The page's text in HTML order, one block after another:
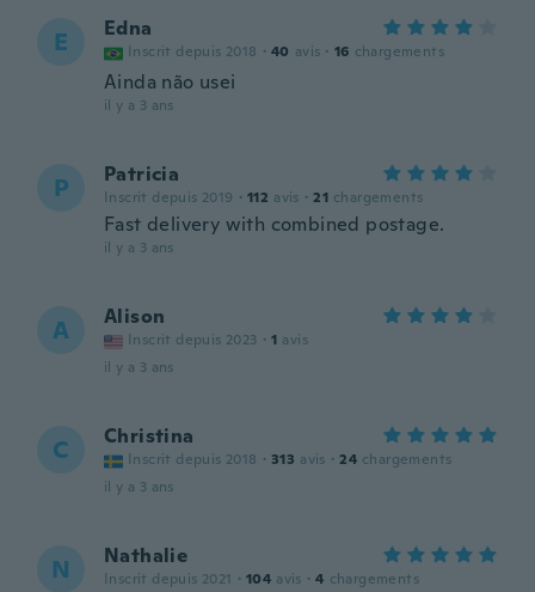
E Edna
Inscrit depuis 2018 · 40 avis · 16 chargements
Ainda não usei
il y a 3 ans
P Patricia
Inscrit depuis 2019 · 112 avis · 21 chargements
Fast delivery with combined postage.
il y a 3 ans
A Alison
Inscrit depuis 2023 · 1 avis
il y a 3 ans
C Christina
Inscrit depuis 2018 · 313 avis · 24 chargements
il y a 3 ans
N Nathalie
Inscrit depuis 2021 · 104 avis · 4 chargements